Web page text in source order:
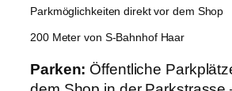
Parkmöglichkeiten direkt vor dem Shop
200 Meter von S-Bahnhof Haar
Parken: Öffentliche